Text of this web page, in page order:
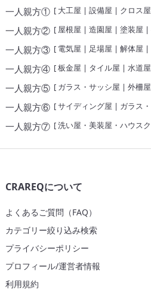
一人親方①[ 大工屋 | 設備屋 | クロス屋
一人親方②[ 屋根屋 | 造園屋 | 塗装屋 |
一人親方③[ 電気屋 | 足場屋 | 解体屋 |
一人親方④[板金屋 | タイル屋 | 水道屋
一人親方⑤[ ガラス・サッシ屋 | 外柵屋
一人親方⑥[サイディング屋 | ガラス
一人親方⑦[洗い屋・美装屋・ハウス
CRAREQについて
よくあるご質問（FAQ）
カテゴリー絞り込み検索
プライバシーポリシー
プロフィール/運営者情報
利用規約